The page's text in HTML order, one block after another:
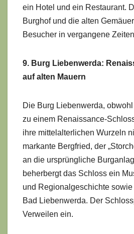
ein Hotel und ein Restaurant.
Burghof und die alten
Besucher in vergangene
9. Burg Liebenwerda:
auf alten Mauern
Die Burg Liebenwerda,
zu einem Renaissance-
ihre mittelalterlichen Wurzeln
markante Bergfried, der
an die ursprüngliche
beherbergt das Schloss ein
und Regionalgeschichte
Bad Liebenwerda. Der
Verweilen ein.